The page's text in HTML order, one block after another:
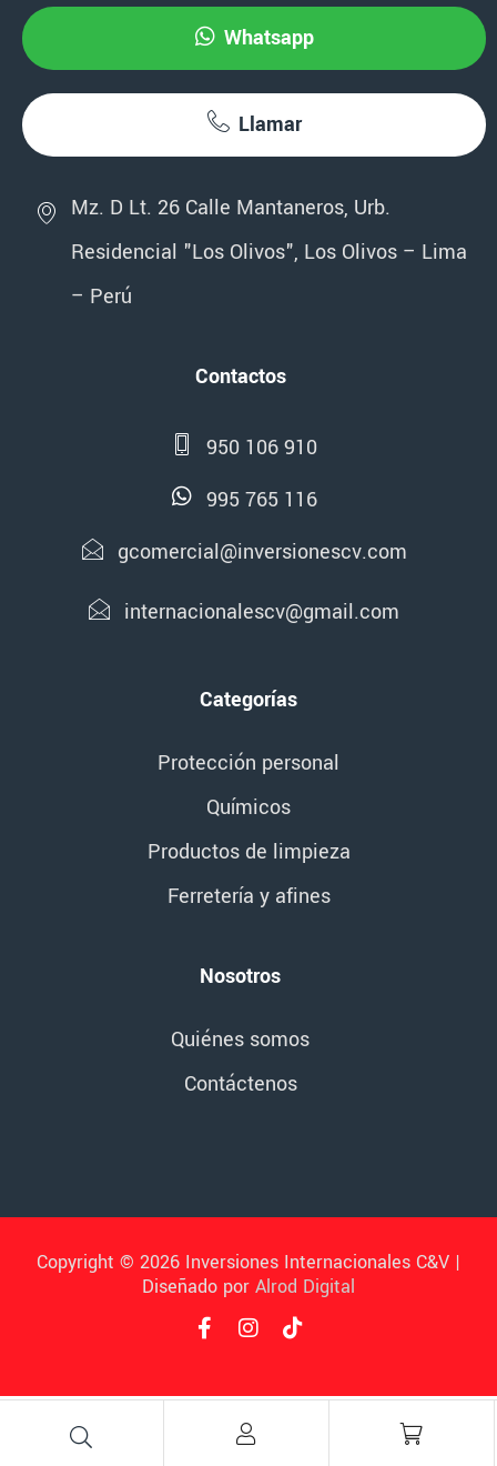
Whatsapp
Llamar
Mz. D Lt. 26 Calle Mantaneros, Urb.
Residencial "Los Olivos", Los Olivos – Lima
– Perú
Contactos
950 106 910
995 765 116
gcomercial@inversionescv.com
internacionalescv@gmail.com
Categorías
Protección personal
Químicos
Productos de limpieza
Ferretería y afines
Nosotros
Quiénes somos
Contáctenos
Copyright © 2026 Inversiones Internacionales C&V |
Diseñado por Alrod Digital